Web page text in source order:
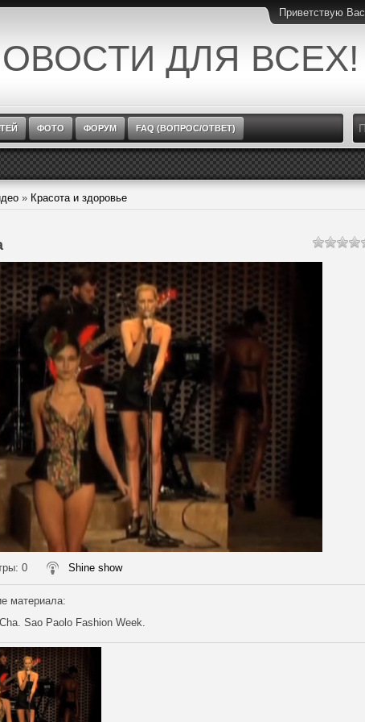
Приветствую Вас
ДЛЯ ВСЕХ!
ФОТО ФОРУМ FAQ (ВОПРОС/ОТВЕТ)
» Красота и здоровье
: 0 Shine show
материала:
Sao Paolo Fashion Week.